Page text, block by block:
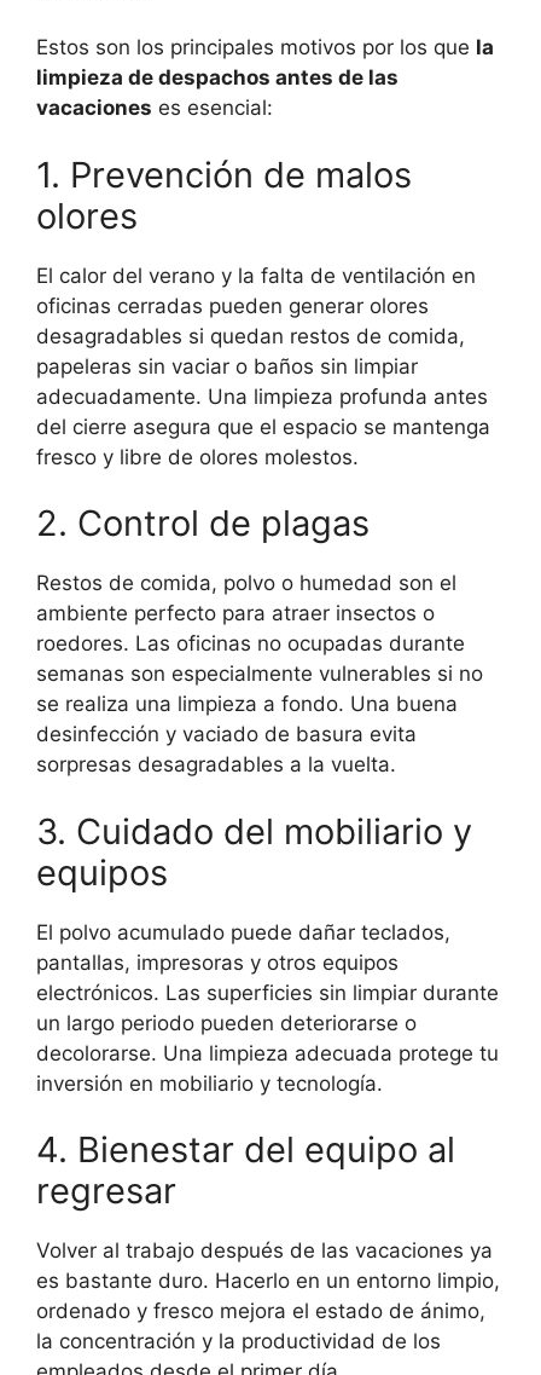
Estos son los principales motivos por los que la
limpieza de despachos antes de las
vacaciones es esencial:
1. Prevención de malos
olores
El calor del verano y la falta de ventilación en
oficinas cerradas pueden generar olores
desagradables si quedan restos de comida,
papeleras sin vaciar o baños sin limpiar
adecuadamente. Una limpieza profunda antes
del cierre asegura que el espacio se mantenga
fresco y libre de olores molestos.
2. Control de plagas
Restos de comida, polvo o humedad son el
ambiente perfecto para atraer insectos o
roedores. Las oficinas no ocupadas durante
semanas son especialmente vulnerables si no
se realiza una limpieza a fondo. Una buena
desinfección y vaciado de basura evita
sorpresas desagradables a la vuelta.
3. Cuidado del mobiliario y
equipos
El polvo acumulado puede dañar teclados,
pantallas, impresoras y otros equipos
electrónicos. Las superficies sin limpiar durante
un largo periodo pueden deteriorarse o
decolorarse. Una limpieza adecuada protege tu
inversión en mobiliario y tecnología.
4. Bienestar del equipo al
regresar
Volver al trabajo después de las vacaciones ya
es bastante duro. Hacerlo en un entorno limpio,
ordenado y fresco mejora el estado de ánimo,
la concentración y la productividad de los